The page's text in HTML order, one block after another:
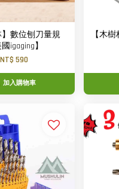
】數位刨刀量規
國igaging】
NT$ 590
加入購物車
【木